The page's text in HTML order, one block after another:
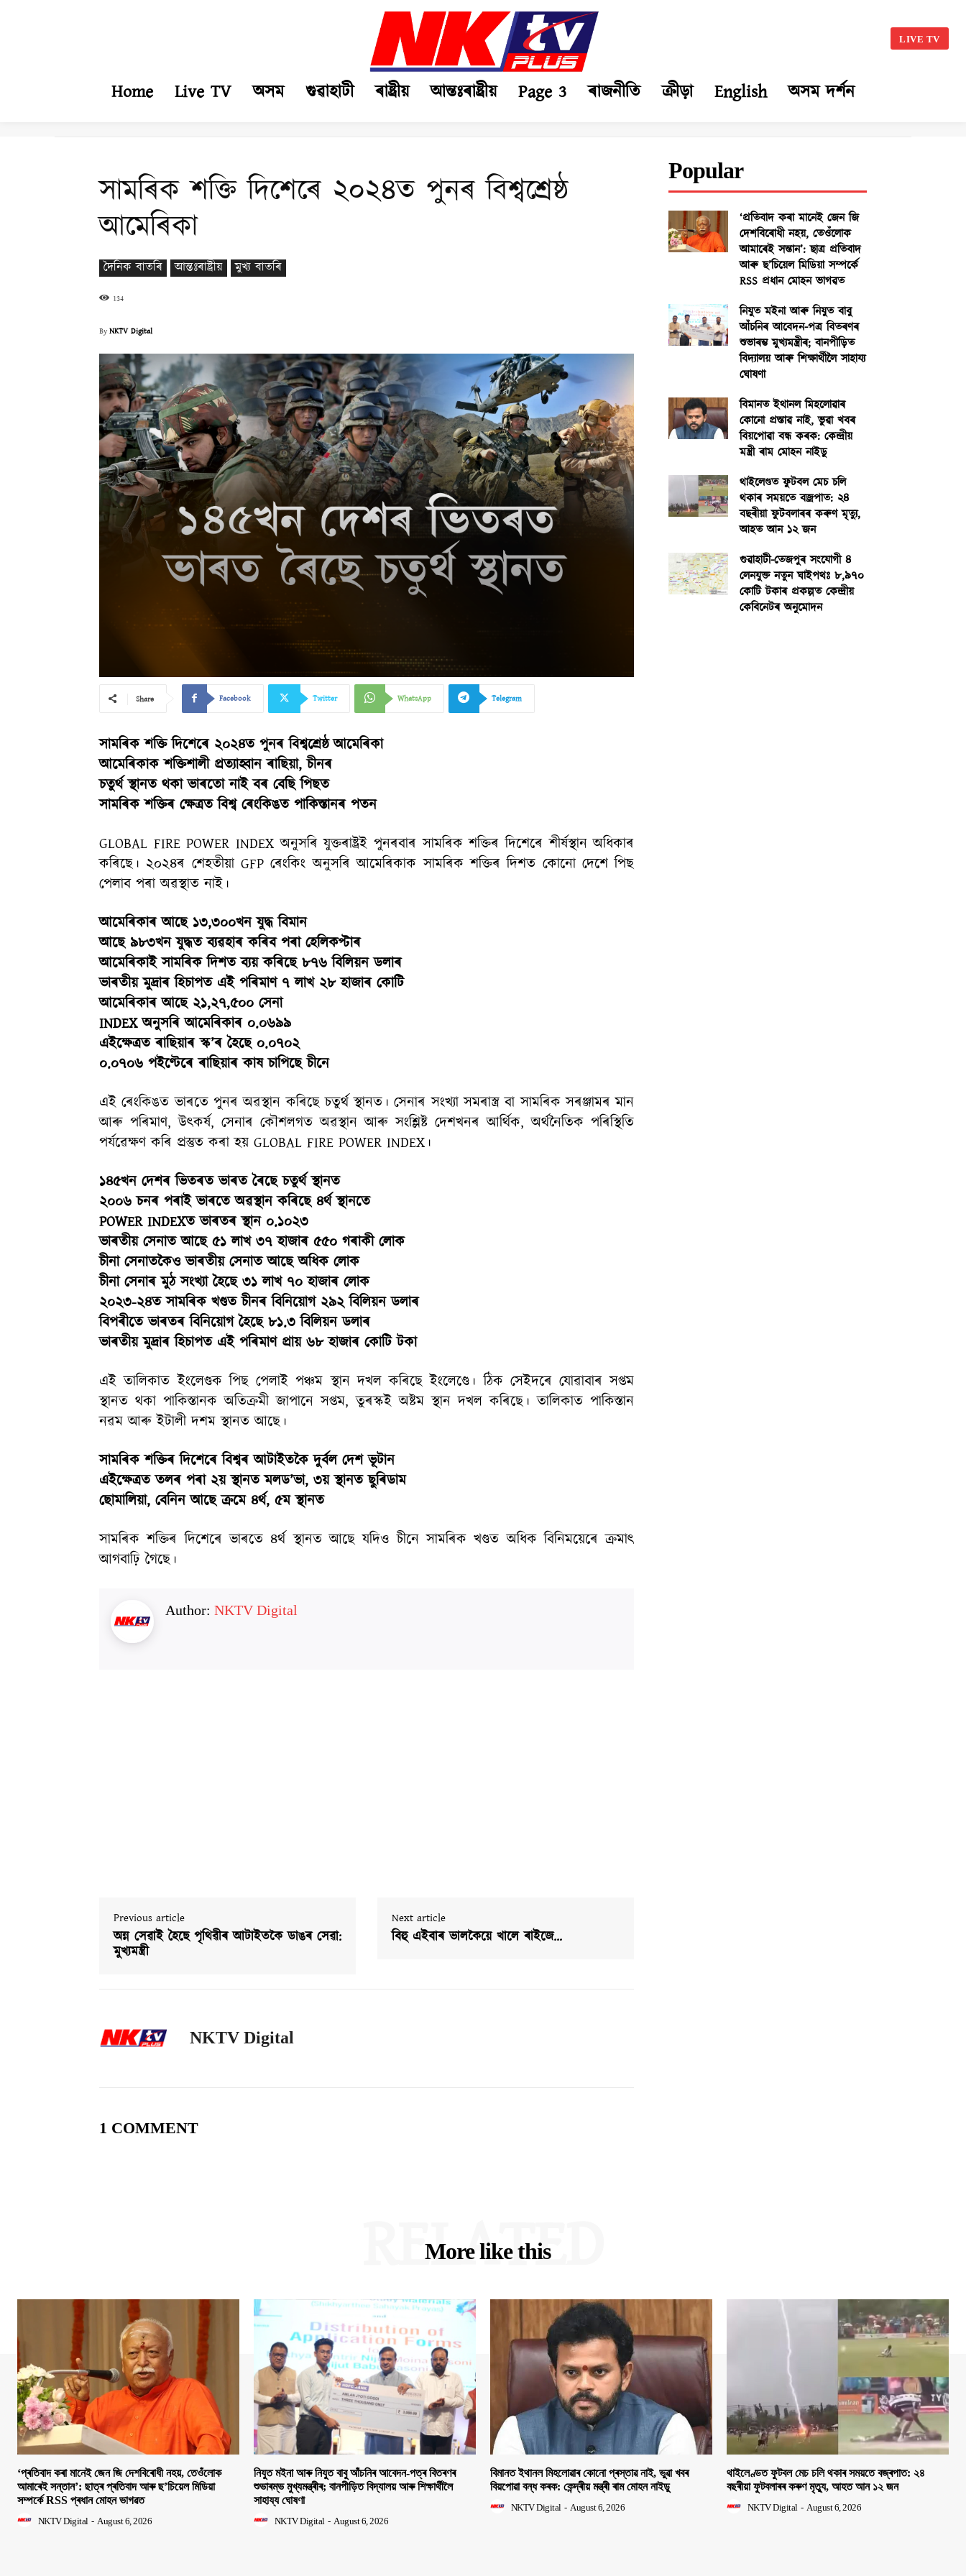
LIVE TV
Home Live TV অসম গুৱাহাটী ৰাষ্ট্ৰীয় আন্তঃৰাষ্ট্ৰীয় Page 3 ৰাজনীতি ক্ৰীড়া English অসম দৰ্শন
সামৰিক শক্তি দিশেৰে ২০২৪ত পুনৰ বিশ্বশ্ৰেষ্ঠ
আমেৰিকা
দৈনিক বাতৰি আন্তঃৰাষ্ট্ৰীয় মুখ্য বাতৰি
134
ByNKTV Digital
Share Facebook Twitter WhatsApp Telegram
সামৰিক শক্তি দিশেৰে ২০২৪ত পুনৰ বিশ্বশ্ৰেষ্ঠ আমেৰিকা
আমেৰিকাক শক্তিশালী প্ৰত্যাহ্বান ৰাছিয়া, চীনৰ
চতুৰ্থ স্থানত থকা ভাৰতো নাই বৰ বেছি পিছত
সামৰিক শক্তিৰ ক্ষেত্ৰত বিশ্ব ৰেংকিঙত পাকিস্তানৰ পতন
GLOBAL FIRE POWER INDEX অনুসৰি যুক্তৰাষ্ট্ৰই পুনৰবাৰ সামৰিক শক্তিৰ দিশেৰে শীৰ্ষস্থান অধিকাৰ
কৰিছে। ২০২৪ৰ শেহতীয়া GFP ৰেংকিং অনুসৰি আমেৰিকাক সামৰিক শক্তিৰ দিশত কোনো দেশে পিছ
পেলাব পৰা অৱস্থাত নাই।
আমেৰিকাৰ আছে ১৩,৩০০খন যুদ্ধ বিমান
আছে ৯৮৩খন যুদ্ধত ব্যৱহাৰ কৰিব পৰা হেলিকপ্টাৰ
আমেৰিকাই সামৰিক দিশত ব্যয় কৰিছে ৮৭৬ বিলিয়ন ডলাৰ
ভাৰতীয় মুদ্ৰাৰ হিচাপত এই পৰিমাণ ৭ লাখ ২৮ হাজাৰ কোটি
আমেৰিকাৰ আছে ২১,২৭,৫০০ সেনা
INDEX অনুসৰি আমেৰিকাৰ ০.০৬৯৯
এইক্ষেত্ৰত ৰাছিয়াৰ স্ক’ৰ হৈছে ০.০৭০২
০.০৭০৬ পইণ্টেৰে ৰাছিয়াৰ কাষ চাপিছে চীনে
এই ৰেংকিঙত ভাৰতে পুনৰ অৱস্থান কৰিছে চতুৰ্থ স্থানত। সেনাৰ সংখ্যা সমৰাস্ত্ৰ বা সামৰিক সৰঞ্জামৰ মান
আৰু পৰিমাণ, উৎকৰ্ষ, সেনাৰ কৌশলগত অৱস্থান আৰু সংশ্লিষ্ট দেশখনৰ আৰ্থিক, অৰ্থনৈতিক পৰিস্থিতি
পৰ্যৱেক্ষণ কৰি প্ৰস্তুত কৰা হয় GLOBAL FIRE POWER INDEX।
১৪৫খন দেশৰ ভিতৰত ভাৰত ৰৈছে চতুৰ্থ স্থানত
২০০৬ চনৰ পৰাই ভাৰতে অৱস্থান কৰিছে ৪ৰ্থ স্থানতে
POWER INDEXত ভাৰতৰ স্থান ০.১০২৩
ভাৰতীয় সেনাত আছে ৫১ লাখ ৩৭ হাজাৰ ৫৫০ গৰাকী লোক
চীনা সেনাতকৈও ভাৰতীয় সেনাত আছে অধিক লোক
চীনা সেনাৰ মুঠ সংখ্যা হৈছে ৩১ লাখ ৭০ হাজাৰ লোক
২০২৩-২৪ত সামৰিক খণ্ডত চীনৰ বিনিয়োগ ২৯২ বিলিয়ন ডলাৰ
বিপৰীতে ভাৰতৰ বিনিয়োগ হৈছে ৮১.৩ বিলিয়ন ডলাৰ
ভাৰতীয় মুদ্ৰাৰ হিচাপত এই পৰিমাণ প্ৰায় ৬৮ হাজাৰ কোটি টকা
এই তালিকাত ইংলেণ্ডক পিছ পেলাই পঞ্চম স্থান দখল কৰিছে ইংলেণ্ডে। ঠিক সেইদৰে যোৱাবাৰ সপ্তম
স্থানত থকা পাকিস্তানক অতিক্ৰমী জাপানে সপ্তম, তুৰস্কই অষ্টম স্থান দখল কৰিছে। তালিকাত পাকিস্তান
নৱম আৰু ইটালী দশম স্থানত আছে।
সামৰিক শক্তিৰ দিশেৰে বিশ্বৰ আটাইতকৈ দুৰ্বল দেশ ভূটান
এইক্ষেত্ৰত তলৰ পৰা ২য় স্থানত মলড’ভা, ৩য় স্থানত ছুৰিডাম
ছোমালিয়া, বেনিন আছে ক্ৰমে ৪ৰ্থ, ৫ম স্থানত
সামৰিক শক্তিৰ দিশেৰে ভাৰতে ৪ৰ্থ স্থানত আছে যদিও চীনে সামৰিক খণ্ডত অধিক বিনিময়েৰে ক্ৰমাৎ
আগবাঢ়ি গৈছে।
Author: NKTV Digital
Previous article
অন্ন সেৱাই হৈছে পৃথিৱীৰ আটাইতকৈ ডাঙৰ সেৱা:
মুখ্যমন্ত্রী
Next article
বিহু এইবাৰ ভালকৈয়ে খালে ৰাইজে…
NKTV Digital
1 COMMENT
Popular
‘প্ৰতিবাদ কৰা মানেই জেন জি
দেশবিৰোধী নহয়, তেওঁলোক
আমাৰেই সন্তান’: ছাত্ৰ প্ৰতিবাদ
আৰু ছ’চিয়েল মিডিয়া সম্পৰ্কে
RSS প্ৰধান মোহন ভাগৱত
নিযুত মইনা আৰু নিযুত বাবু
আঁচনিৰ আবেদন-পত্ৰ বিতৰণৰ
শুভাৰম্ভ মুখ্যমন্ত্ৰীৰ; বানপীড়িত
বিদ্যালয় আৰু শিক্ষাৰ্থীলৈ সাহায্য
ঘোষণা
বিমানত ইথানল মিহলোৱাৰ
কোনো প্ৰস্তাৱ নাই, ভুৱা খবৰ
বিয়পোৱা বন্ধ কৰক: কেন্দ্ৰীয়
মন্ত্ৰী ৰাম মোহন নাইডু
থাইলেণ্ডত ফুটবল মেচ চলি
থকাৰ সময়তে বজ্ৰপাত: ২৪
বছৰীয়া ফুটবলাৰৰ কৰুণ মৃত্যু,
আহত আন ১২ জন
গুৱাহাটী-তেজপুৰ সংযোগী ৪
লেনযুক্ত নতুন ঘাইপথঃ ৮,৯৭০
কোটি টকাৰ প্ৰকল্পত কেন্দ্ৰীয়
কেবিনেটৰ অনুমোদন
More like this
RELATED
‘প্ৰতিবাদ কৰা মানেই জেন জি দেশবিৰোধী নহয়, তেওঁলোক
আমাৰেই সন্তান’: ছাত্ৰ প্ৰতিবাদ আৰু ছ’চিয়েল মিডিয়া
সম্পৰ্কে RSS প্ৰধান মোহন ভাগৱত
NKTV Digital - August 6, 2026
নিযুত মইনা আৰু নিযুত বাবু আঁচনিৰ আবেদন-পত্ৰ বিতৰণৰ
শুভাৰম্ভ মুখ্যমন্ত্ৰীৰ; বানপীড়িত বিদ্যালয় আৰু শিক্ষাৰ্থীলৈ
সাহায্য ঘোষণা
NKTV Digital - August 6, 2026
বিমানত ইথানল মিহলোৱাৰ কোনো প্ৰস্তাৱ নাই, ভুৱা খবৰ
বিয়পোৱা বন্ধ কৰক: কেন্দ্ৰীয় মন্ত্ৰী ৰাম মোহন নাইডু
NKTV Digital - August 6, 2026
থাইলেণ্ডত ফুটবল মেচ চলি থকাৰ সময়তে বজ্ৰপাত: ২৪
বছৰীয়া ফুটবলাৰৰ কৰুণ মৃত্যু, আহত আন ১২ জন
NKTV Digital - August 6, 2026